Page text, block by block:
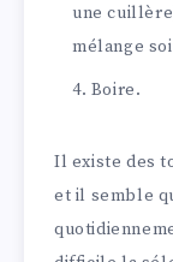
une
mélange
Boire.
Il existe des
et il semble